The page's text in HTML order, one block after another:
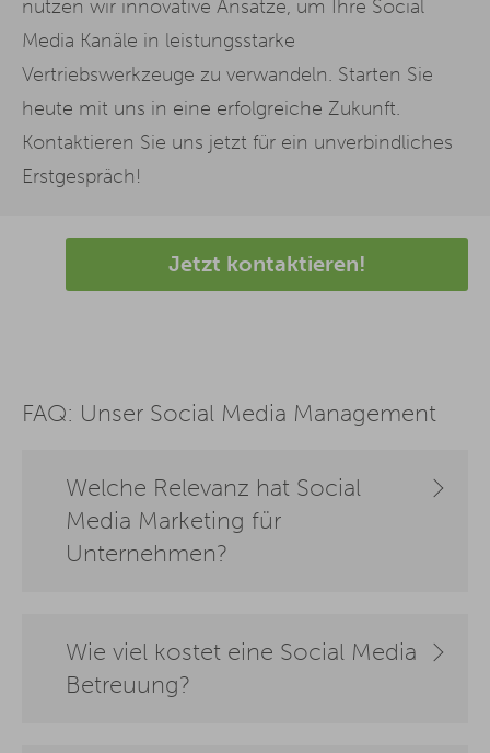
nutzen wir innovative Ansätze, um Ihre Social
Media Kanäle in leistungsstarke
Vertriebswerkzeuge zu verwandeln. Starten Sie
heute mit uns in eine erfolgreiche Zukunft.
Kontaktieren Sie uns jetzt für ein unverbindliches
Erstgespräch!
Jetzt kontaktieren!
FAQ: Unser Social Media Management
Welche Relevanz hat Social
Media Marketing für
Unternehmen?
Wie viel kostet eine Social Media
Betreuung?